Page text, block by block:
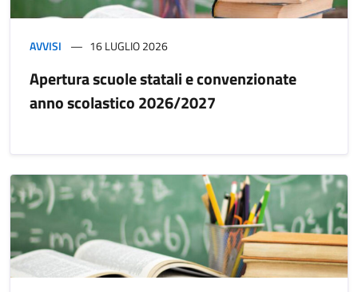
AVVISI 16 LUGLIO 2026
Apertura scuole statali e convenzionate
anno scolastico 2026/2027